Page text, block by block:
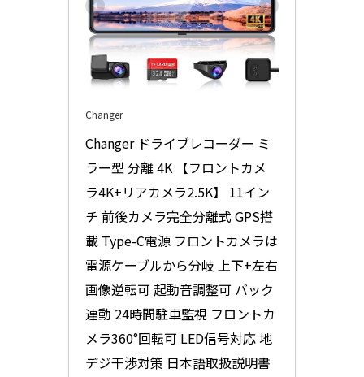
Changer
Changer ドライブレコーダー ミ
ラー型 分離 4K 【フロントカメ
ラ4K+リアカメラ2.5K】 11イン
チ 前後カメラ完全分離式 GPS搭
載 Type-C電源 フロントカメラは
電源ケーブルから分岐 上下+左右
画像逆転可 起動音調整可 バック
連動 24時間駐車監視 フロントカ
メラ360°回転可 LED信号対応 地
デジ干渉対策 日本語取扱説明書